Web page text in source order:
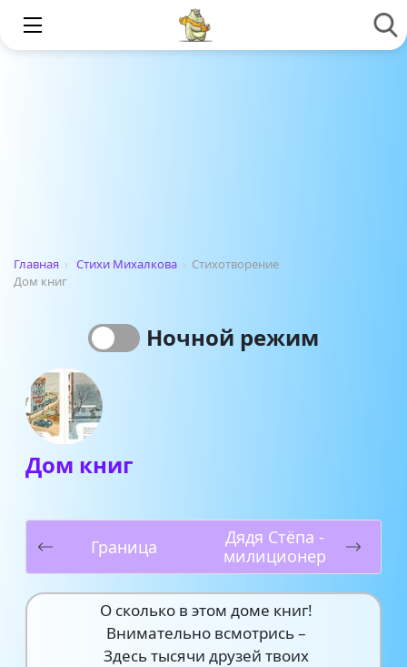
Главная › Стихи Михалкова › Стихотворение
Дом книг
Ночной режим
Дом книг
Граница
Дядя Стёпа -
милиционер
О сколько в этом доме книг!
Внимательно всмотрись –
Здесь тысячи друзей твоих